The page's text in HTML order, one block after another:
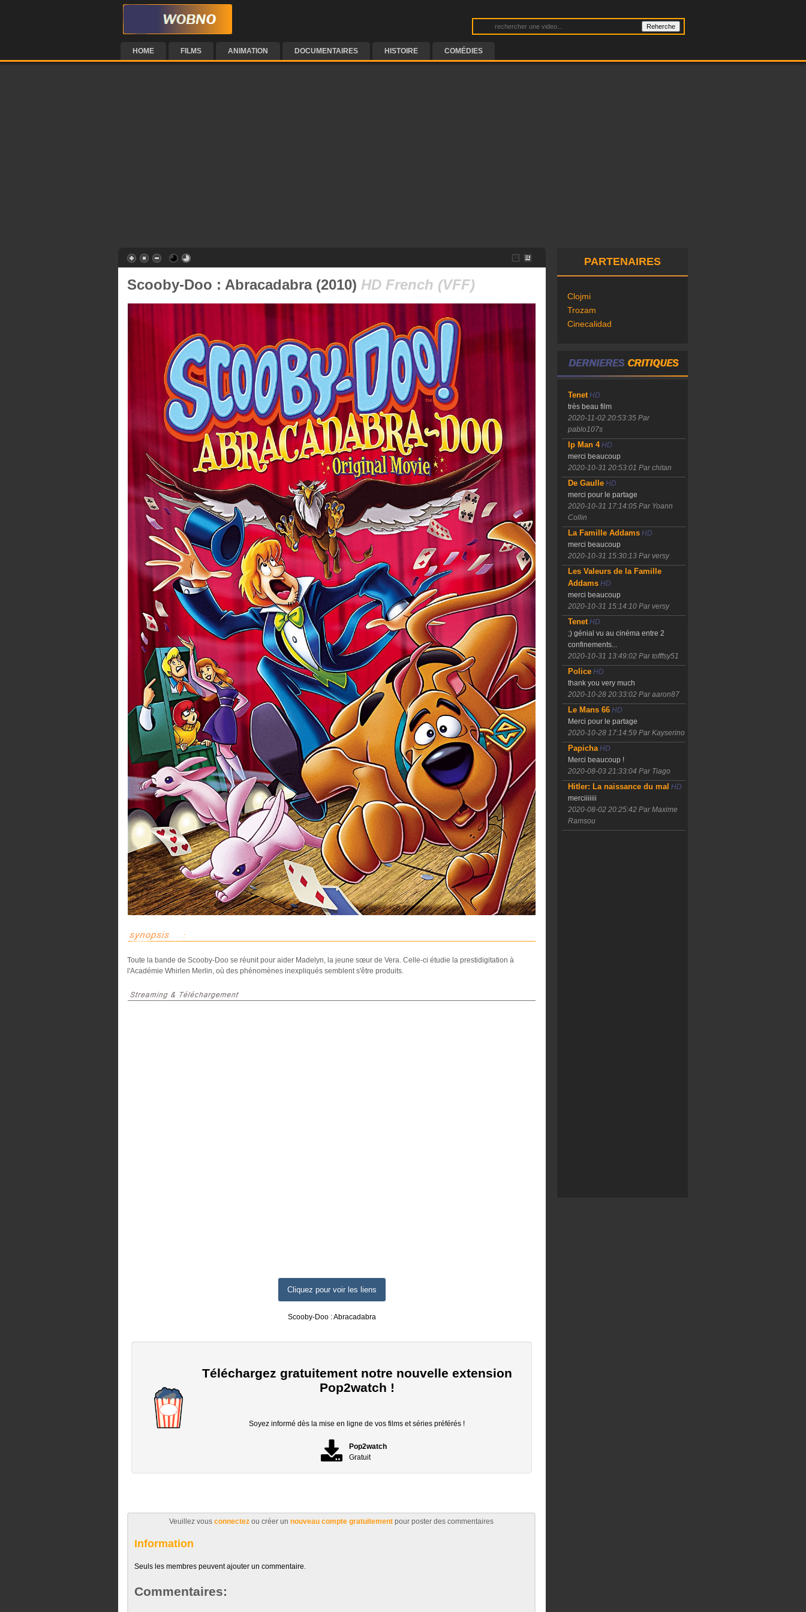
HOME FILMS ANIMATION DOCUMENTAIRES HISTOIRE COMÉDIES
Scooby-Doo : Abracadabra (2010) HD French (VFF)
Toute la bande de Scooby-Doo se réunit pour aider Madelyn, la jeune sœur de Vera. Celle-ci étudie la prestidigitation à
l'Académie Whirlen Merlin, où des phénomènes inexpliqués semblent s'être produits.
Cliquez pour voir les liens
Scooby-Doo : Abracadabra
Téléchargez gratuitement notre nouvelle extension
Pop2watch !
Soyez informé dès la mise en ligne de vos films et séries préférés !
Pop2watch
Gratuit
Veuillez vous connectez ou créer un nouveau compte gratuitement pour poster des commentaires
Information
Seuls les membres peuvent ajouter un commentaire.
Commentaires:
PARTENAIRES
Clojmi
Trozam
Cinecalidad
TenetHD
très beau film
2020-11-02 20:53:35 Par
pablo107s
Ip Man 4HD
merci beaucoup
2020-10-31 20:53:01 Par chitan
De GaulleHD
merci pour le partage
2020-10-31 17:14:05 Par Yoann
Collin
La Famille AddamsHD
merci beaucoup
2020-10-31 15:30:13 Par versy
Les Valeurs de la Famille
AddamsHD
merci beaucoup
2020-10-31 15:14:10 Par versy
TenetHD
;) génial vu au cinéma entre 2
confinements...
2020-10-31 13:49:02 Par tofffsy51
PoliceHD
thank you very much
2020-10-28 20:33:02 Par aaron87
Le Mans 66HD
Merci pour le partage
2020-10-28 17:14:59 Par Kayserino
PapichaHD
Merci beaucoup !
2020-08-03 21:33:04 Par Tiago
Hitler: La naissance du mal HD
merciiiiiii
2020-08-02 20:25:42 Par Maxime
Ramsou